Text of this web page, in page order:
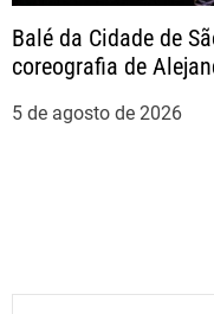
Balé da Cidade de
coreografia de
5 de agosto de 2026